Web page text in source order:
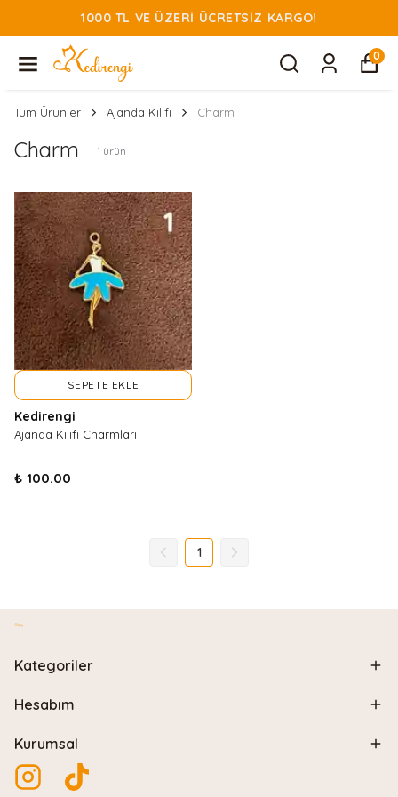
1000 TL VE ÜZERI ÜCRETSIZ KARGO!
0
Tüm Ürünler Ajanda Kılıfı Charm
Charm 1 ürün
SEPETE EKLE
Kedirengi
Ajanda Kılıfı Charmları
₺ 100.00
1
Kategoriler
Hesabım
Kurumsal